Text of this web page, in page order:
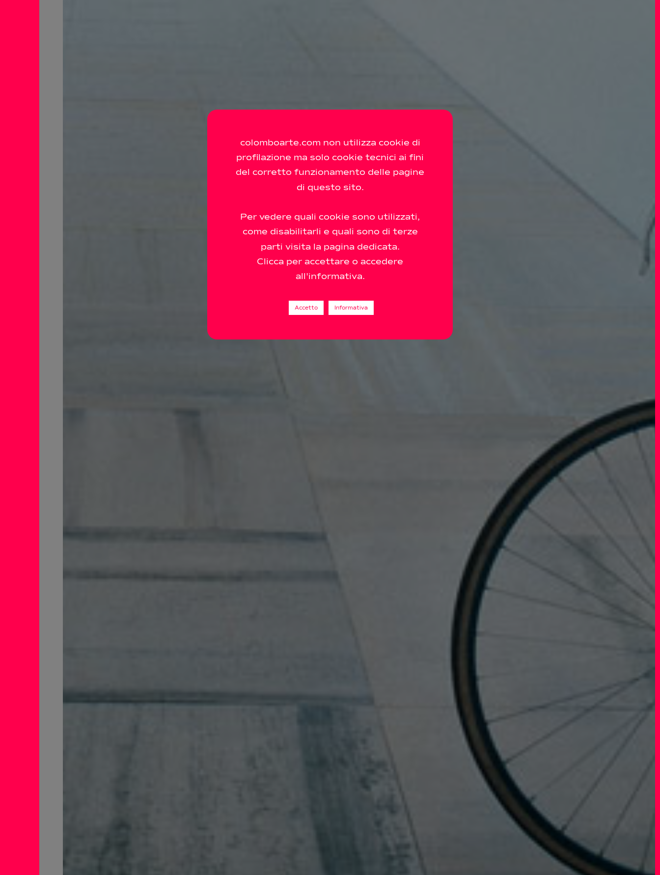
colomboarte.com non utilizza cookie di
profilazione ma solo cookie tecnici ai fini
del corretto funzionamento delle pagine
di questo sito.
Per vedere quali cookie sono utilizzati,
come disabilitarli e quali sono di terze
parti visita la pagina dedicata.
Clicca per accettare o accedere
all'informativa.
Accetto Informativa